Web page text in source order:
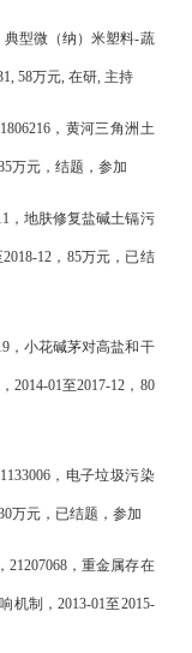
典型微（纳）米塑料-蔬
58万元, 在研, 主持
，黄河三角洲土
万元，结题，参加
，地肤修复盐碱土镉污
2018-12 ， 85万元，已结
，小花碱茅对高盐和干
2014-01至2017-12 ， 80
，电子垃圾污染
万元，已结题，参加
21207068 ，重金属存在
机制，2013-01至2015-